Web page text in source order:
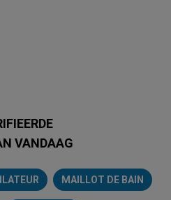
VANDAAG
MAILLOT DE BAIN